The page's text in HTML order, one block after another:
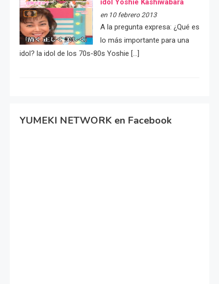
idol Yoshie Kashiwabara
en 10 febrero 2013
A la pregunta expresa: ¿Qué es
lo más importante para una
idol? la idol de los 70s-80s Yoshie […]
YUMEKI NETWORK en Facebook